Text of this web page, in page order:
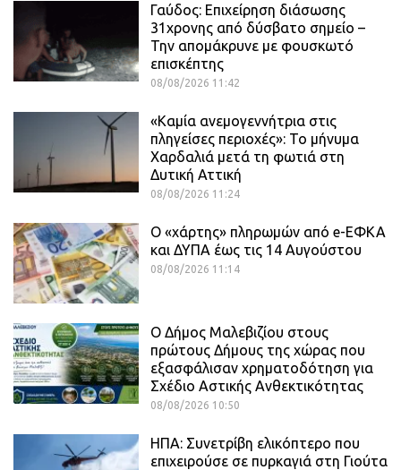
Γαύδος: Επιχείρηση διάσωσης
31χρονης από δύσβατο σημείο –
Την απομάκρυνε με φουσκωτό
επισκέπτης
08/08/2026 11:42
«Καμία ανεμογεννήτρια στις
πληγείσες περιοχές»: Το μήνυμα
Χαρδαλιά μετά τη φωτιά στη
Δυτική Αττική
08/08/2026 11:24
Ο «χάρτης» πληρωμών από e-ΕΦΚΑ
και ΔΥΠΑ έως τις 14 Αυγούστου
08/08/2026 11:14
Ο Δήμος Μαλεβιζίου στους
πρώτους Δήμους της χώρας που
εξασφάλισαν χρηματοδότηση για
Σχέδιο Αστικής Ανθεκτικότητας
08/08/2026 10:50
ΗΠΑ: Συνετρίβη ελικόπτερο που
επιχειρούσε σε πυρκαγιά στη Γιούτα